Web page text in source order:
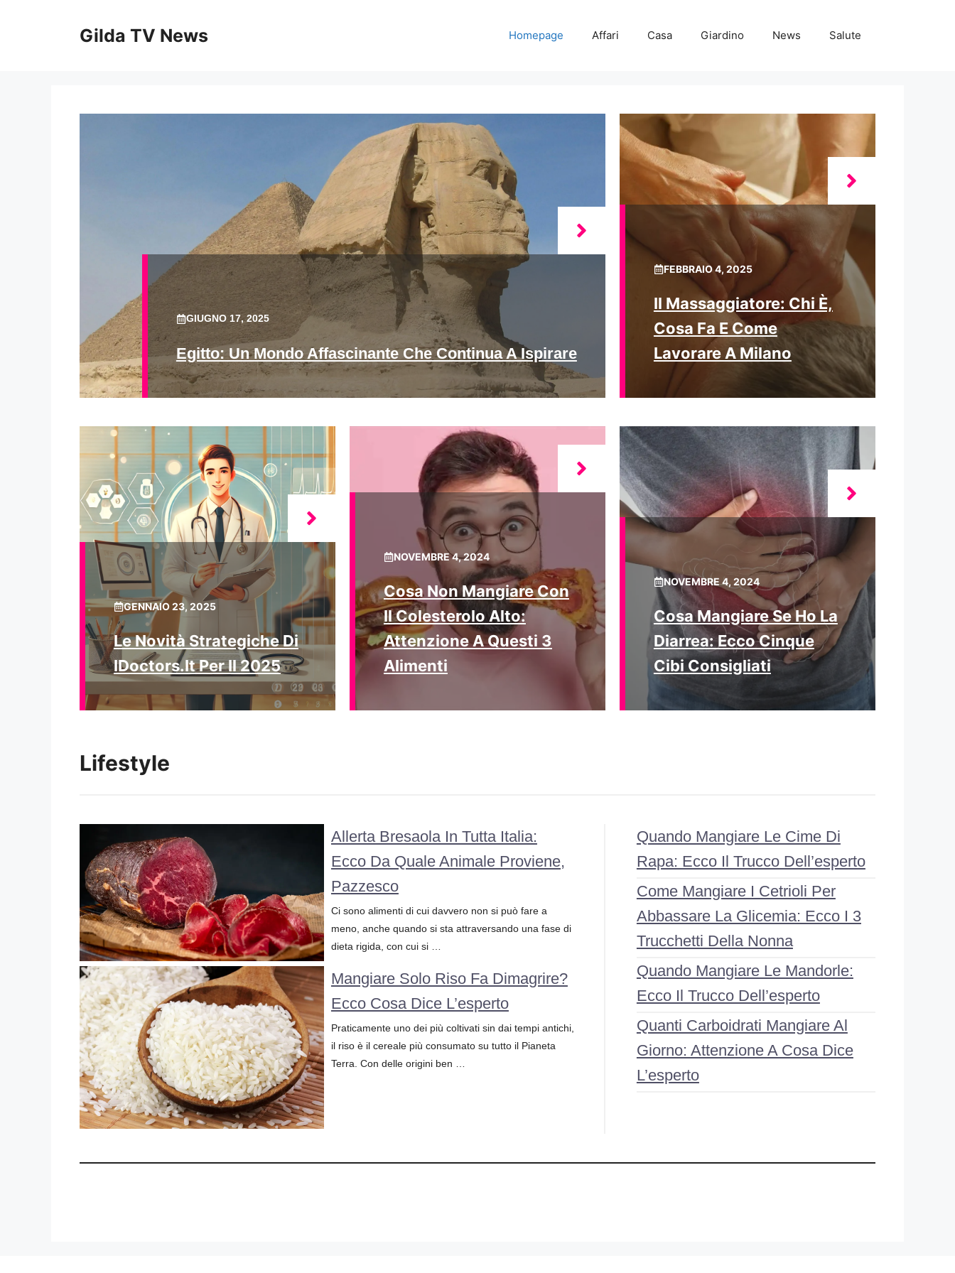
Gilda TV News Homepage Affari Casa Giardino News Salute
GIUGNO 17, 2025
Egitto: Un Mondo Affascinante Che Continua A Ispirare
FEBBRAIO 4, 2025
Il Massaggiatore: Chi È,
Cosa Fa E Come
Lavorare A Milano
GENNAIO 23, 2025
Le Novità Strategiche Di
IDoctors.it Per Il 2025
NOVEMBRE 4, 2024
Cosa Non Mangiare Con
Il Colesterolo Alto:
Attenzione A Questi 3
Alimenti
NOVEMBRE 4, 2024
Cosa Mangiare Se Ho La
Diarrea: Ecco Cinque
Cibi Consigliati
Lifestyle
Allerta Bresaola In Tutta Italia:
Ecco Da Quale Animale Proviene,
Pazzesco
Ci sono alimenti di cui davvero non si può fare a
meno, anche quando si sta attraversando una fase di
dieta rigida, con cui si …
Mangiare Solo Riso Fa Dimagrire?
Ecco Cosa Dice L’esperto
Praticamente uno dei più coltivati sin dai tempi antichi,
il riso è il cereale più consumato su tutto il Pianeta
Terra. Con delle origini ben …
Quando Mangiare Le Cime Di
Rapa: Ecco Il Trucco Dell’esperto
Come Mangiare I Cetrioli Per
Abbassare La Glicemia: Ecco I 3
Trucchetti Della Nonna
Quando Mangiare Le Mandorle:
Ecco Il Trucco Dell’esperto
Quanti Carboidrati Mangiare Al
Giorno: Attenzione A Cosa Dice
L’esperto